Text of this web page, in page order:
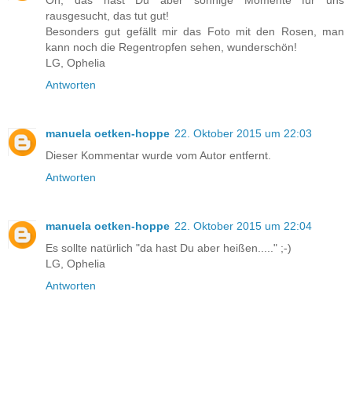
rausgesucht, das tut gut!
Besonders gut gefällt mir das Foto mit den Rosen, man
kann noch die Regentropfen sehen, wunderschön!
LG, Ophelia
Antworten
manuela oetken-hoppe 22. Oktober 2015 um 22:03
Dieser Kommentar wurde vom Autor entfernt.
Antworten
manuela oetken-hoppe 22. Oktober 2015 um 22:04
Es sollte natürlich "da hast Du aber heißen....." ;-)
LG, Ophelia
Antworten